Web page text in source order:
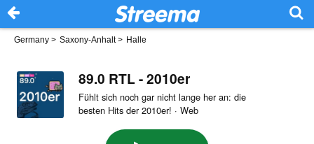
Germany > Saxony-Anhalt> Halle
89.0 RTL - 2010er
Fühlt sich noch gar nicht lange her an: die
besten Hits der 2010er! · Web